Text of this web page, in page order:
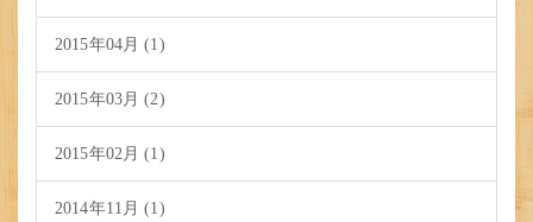
2015年04月 (1)
2015年03月 (2)
2015年02月 (1)
2014年11月 (1)